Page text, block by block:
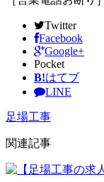
Twitter
Facebook
Google+
Pocket
B!はてブ
LINE
足場工事
関連記事